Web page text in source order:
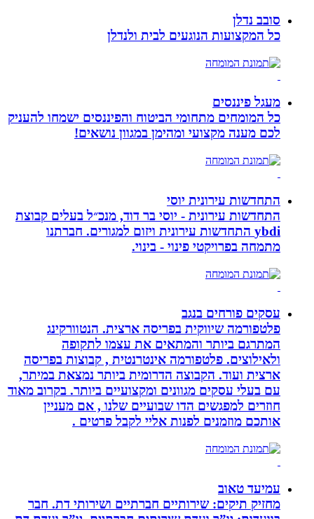
סובב נדלן
כל המקצועות הנוגעים לבית ולנדלן
מעגל פיננסים
כל המומחים מתחומי הביטוח והפיננסים ישמחו להעניק
לכם מענה מקצועי ומהימן במגוון נושאים!
התחדשות עירונית יוסי
התחדשות עירונית - יוסי בר דוד, מנכ״ל בעלים קבוצת
ybdi התחדשות עירונית ויזום למגורים. חברתנו
מתמחה בפרויקטי פינוי - בינוי.
עסקים פורחים בנגב
פלטפורמה שיווקית בפריסה ארצית. הנטוורקינג
המתרגם ביותר והמתאים את עצמו לתקופה
ולאילוצים. פלטפורמה אינטרנטית , קבוצות בפריסה
ארצית ועוד. הקבוצה הדרומית ביותר נמצאת במיתר,
עם בעלי עסקים מגוונים ומקצועיים ביותר. בקרוב מאוד
חוזרים למפגשים הדו שבועיים שלנו , אם מעניין
אותכם מוזמנים לפנות אליי לקבל פרטים .
עמיעד טאוב
מחזיק תיקים: שירותיים חברתיים ושירותי דת. חבר